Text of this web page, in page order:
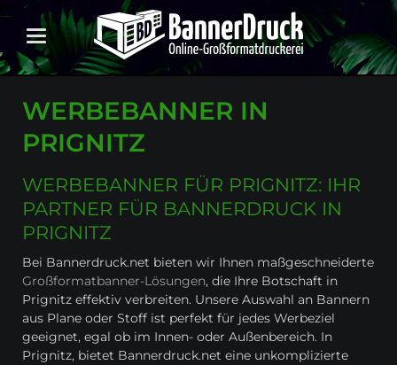
WERBEBANNER IN
PRIGNITZ
WERBEBANNER FÜR PRIGNITZ: IHR
PARTNER FÜR BANNERDRUCK IN
PRIGNITZ
Bei Bannerdruck.net bieten wir Ihnen maßgeschneiderte
Großformatbanner-Lösungen, die Ihre Botschaft in
Prignitz effektiv verbreiten. Unsere Auswahl an Bannern
aus Plane oder Stoff ist perfekt für jedes Werbeziel
geeignet, egal ob im Innen- oder Außenbereich. In
Prignitz, bietet Bannerdruck.net eine unkomplizierte